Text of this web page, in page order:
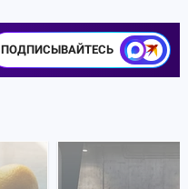
ПОДПИСЫВАЙТЕСЬ